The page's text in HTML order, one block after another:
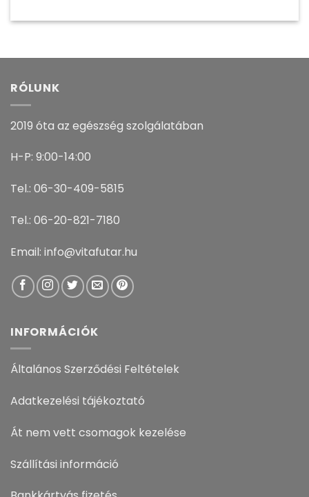
RÓLUNK
2019 óta az egészség szolgálatában
H-P: 9:00-14:00
Tel.: 06-30-409-5815
Tel.: 06-20-821-7180
Email: info@vitafutar.hu
INFORMÁCIÓK
Általános Szerződési Feltételek
Adatkezelési tájékoztató
Át nem vett csomagok kezelése
Szállítási információ